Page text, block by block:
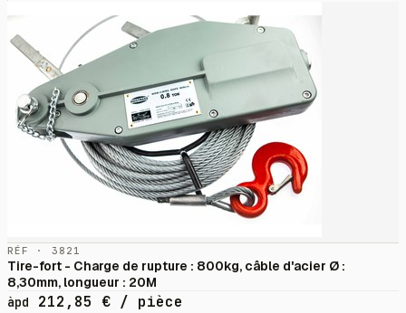
RÉF · 3821
Tire-fort - Charge de rupture : 800kg, câble d'acier Ø :
8,30mm, longueur : 20M
àpd
212,85 € / pièce